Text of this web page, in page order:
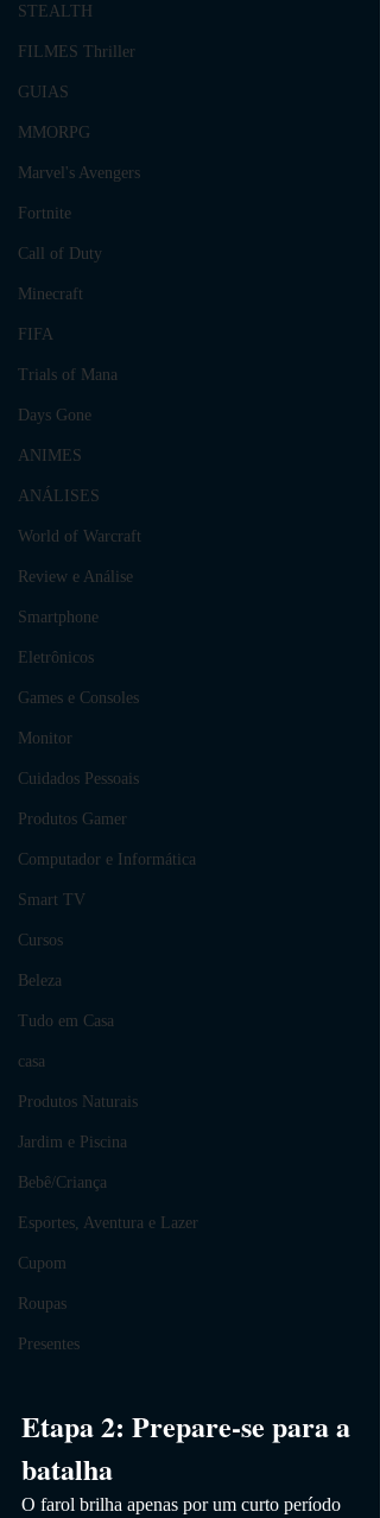
STEALTH
FILMES Thriller
GUIAS
MMORPG
Marvel's Avengers
Fortnite
Call of Duty
Minecraft
FIFA
Trials of Mana
Days Gone
ANIMES
ANÁLISES
World of Warcraft
Review e Análise
Smartphone
Eletrônicos
Games e Consoles
Monitor
Cuidados Pessoais
Produtos Gamer
Computador e Informática
Smart TV
Cursos
Beleza
Tudo em Casa
casa
Produtos Naturais
Jardim e Piscina
Bebê/Criança
Esportes, Aventura e Lazer
Cupom
Roupas
Presentes
Etapa 2: Prepare-se para a
batalha
O farol brilha apenas por um curto período